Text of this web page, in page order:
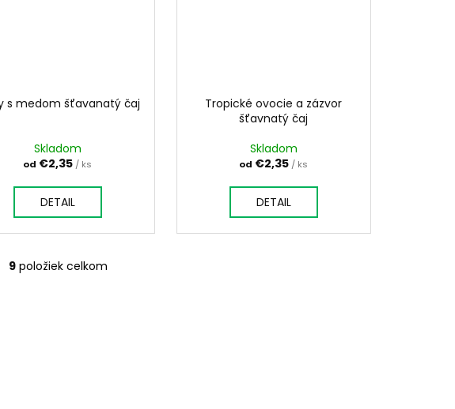
s medom šťavanatý čaj
Skladom
od €2,35 / ks
DETAIL
Tropické ovocie a zázvor
šťavnatý čaj
Skladom
od €2,35 / ks
DETAIL
O
9položiek celkom